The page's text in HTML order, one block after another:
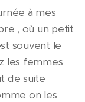
à mes
, où un petit
souvent le
les femmes
de suite
on les